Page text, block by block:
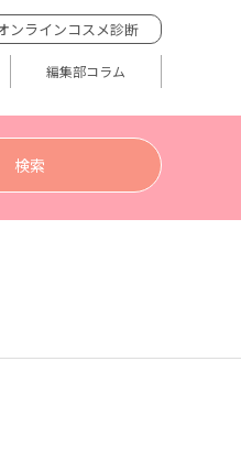
ンラインコスメ診断
編集部コラム